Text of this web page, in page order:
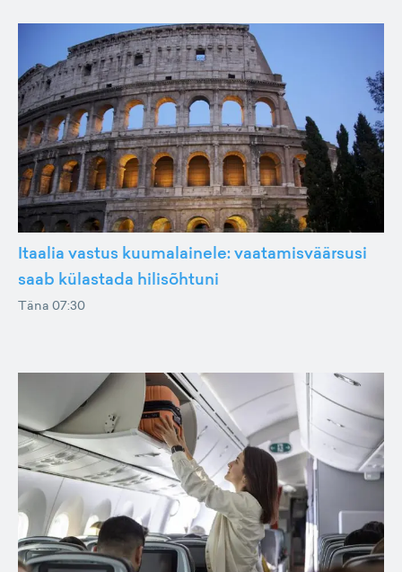
Itaalia vastus kuumalainele: vaatamisväärsusi
saab külastada hilisõhtuni
Täna 07:30